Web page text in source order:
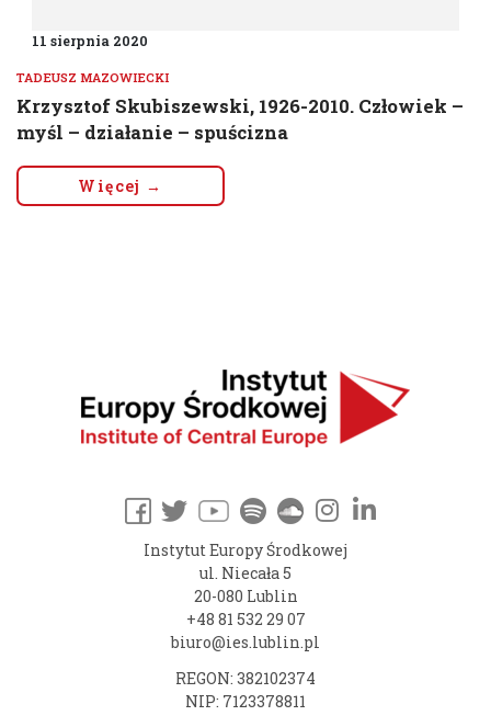
11 sierpnia 2020
TADEUSZ MAZOWIECKI
Krzysztof Skubiszewski, 1926-2010. Człowiek –
myśl – działanie – spuścizna
Więcej →
Instytut Europy Środkowej
ul. Niecała 5
20-080 Lublin
+48 81 532 29 07
biuro@ies.lublin.pl
REGON: 382102374
NIP: 7123378811